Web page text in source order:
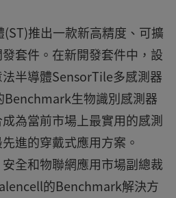
推出一款新高精度、可擴
套件。在新開發套件中，設
半導體SensorTile多感測器
生物識別感測器
為當前市場上最實用的感測
進的穿戴式應用方案。
全和物聯網應用市場副總裁
的Benchmark解決方